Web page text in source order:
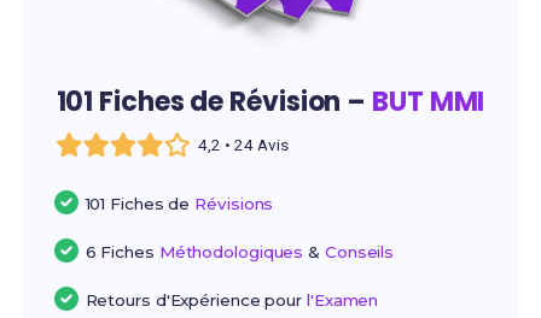
101 Fiches de Révision – BUT MMI
4,2 • 24 Avis
101 Fiches de Révisions
6 Fiches Méthodologiques & Conseils
Retours d'Expérience pour l'Examen